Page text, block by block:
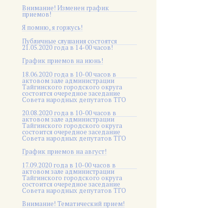
Внимание! Изменен график
приемов!
Я помню, я горжусь!
Публичные слушания состоятся
21.05.2020 года в 14-00 часов!
График приемов на июнь!
18.06.2020 года в 10-00 часов в
актовом зале администрации
Тайгинского городского округа
состоится очередное заседание
Совета народных депутатов ТГО
20.08.2020 года в 10-00 часов в
актовом зале администрации
Тайгинского городского округа
состоится очередное заседание
Совета народных депутатов ТГО
График приемов на август!
17.09.2020 года в 10-00 часов в
актовом зале администрации
Тайгинского городского округа
состоится очередное заседание
Совета народных депутатов ТГО
Внимание! Тематический прием!